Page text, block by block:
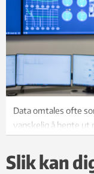
Data omtales ofte
vanskelig å hente
dette, ifølge SINTEF-
Kulset Meråkerås
Slik kan